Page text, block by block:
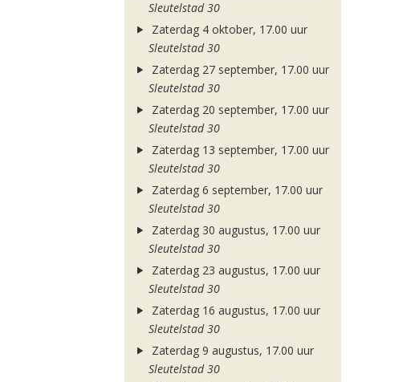
Sleutelstad 30
Zaterdag 4 oktober, 17.00 uur
Sleutelstad 30
Zaterdag 27 september, 17.00 uur
Sleutelstad 30
Zaterdag 20 september, 17.00 uur
Sleutelstad 30
Zaterdag 13 september, 17.00 uur
Sleutelstad 30
Zaterdag 6 september, 17.00 uur
Sleutelstad 30
Zaterdag 30 augustus, 17.00 uur
Sleutelstad 30
Zaterdag 23 augustus, 17.00 uur
Sleutelstad 30
Zaterdag 16 augustus, 17.00 uur
Sleutelstad 30
Zaterdag 9 augustus, 17.00 uur
Sleutelstad 30